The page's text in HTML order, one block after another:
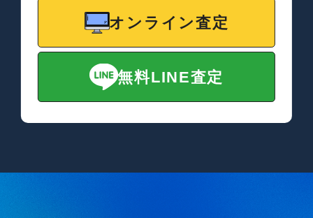
オンライン査定
無料LINE査定